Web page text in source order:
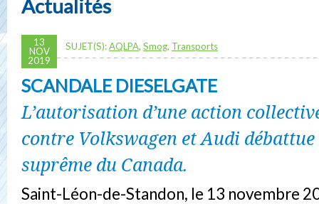
Actualités
13
NOV
2019
SUJET(S):AQLPA, Smog, Transports
SCANDALE DIESELGATE
L’autorisation d’une action
contre Volkswagen et Audi
suprême du Canada.
Saint-Léon-de-Standon, le 13 novembre